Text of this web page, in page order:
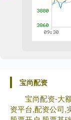
宝尚配资
宝尚配资-大
资平台,配资公司,